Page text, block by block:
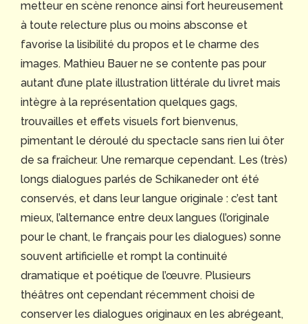
metteur en scène renonce ainsi fort heureusement
à toute relecture plus ou moins absconse et
favorise la lisibilité du propos et le charme des
images. Mathieu Bauer ne se contente pas pour
autant d’une plate illustration littérale du livret mais
intègre à la représentation quelques gags,
trouvailles et effets visuels fort bienvenus,
pimentant le déroulé du spectacle sans rien lui ôter
de sa fraîcheur. Une remarque cependant. Les (très)
longs dialogues parlés de Schikaneder ont été
conservés, et dans leur langue originale : c’est tant
mieux, l’alternance entre deux langues (l’originale
pour le chant, le français pour les dialogues) sonne
souvent artificielle et rompt la continuité
dramatique et poétique de l’œuvre. Plusieurs
théâtres ont cependant récemment choisi de
conserver les dialogues originaux en les abrégeant,